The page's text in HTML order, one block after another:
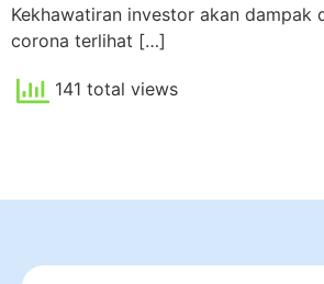
Kekhawatiran investor akan dampak
corona terlihat […]
141 total views